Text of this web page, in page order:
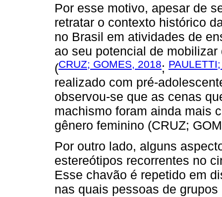
Por esse motivo, apesar de
retratar o contexto histórico
no Brasil em atividades de
ao seu potencial de
(CRUZ; GOMES, 2018;
realizado com pré-
observou-se que as cenas
machismo foram ainda mais
gênero feminino (CRUZ;
Por outro lado, alguns
estereótipos recorrentes no
Esse chavão é repetido em
nas quais pessoas de grupos